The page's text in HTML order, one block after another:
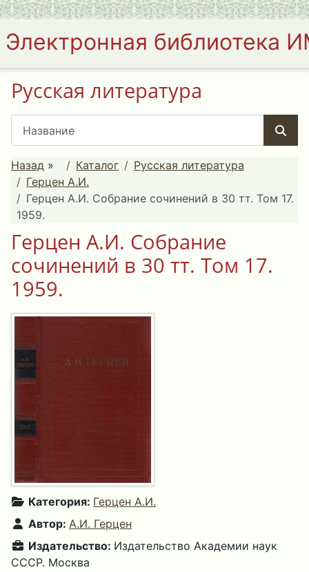
Электронная библиотека
Русская литература
Назад » Каталог
Русская литература
Герцен А.И.
Герцен А.И. Собрание сочинений в 30 тт. Том 17.
1959.
Герцен А.И. Собрание
сочинений в 30 тт. Том 17.
1959.
Категория: Герцен А.И.
Автор: А.И. Герцен
Издательство: Издательство Академии наук
СССР. Москва